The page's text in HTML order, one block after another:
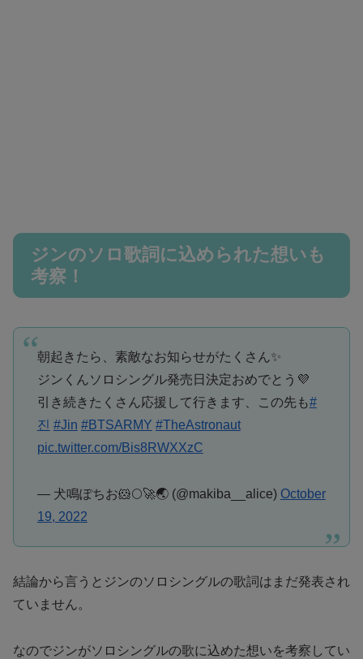
ジンのソロ歌詞に込められた想いも
考察！
朝起きたら、素敵なお知らせがたくさん✨
ジンくんソロシングル発売日決定おめでとう💜
引き続きたくさん応援して行きます、この先も#
진 #Jin #BTSARMY #TheAstronaut
pic.twitter.com/Bis8RWXXzC
— 犬鳴ぽちお🐹🌕🚀🌏 (@makiba__alice) October
19, 2022
結論から言うとジンのソロシングルの歌詞はまだ発表され
ていません。
なのでジンがソロシングルの歌に込めた想いを考察してい